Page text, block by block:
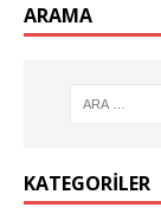
ARAMA
KATEGORILER